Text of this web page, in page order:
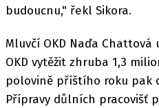
budoucnu," řekl Sikora.
Mluvčí OKD Naďa
OKD vytěžit zhruba 1,3
polovině příštího roku pak
Přípravy důlních pracovišť